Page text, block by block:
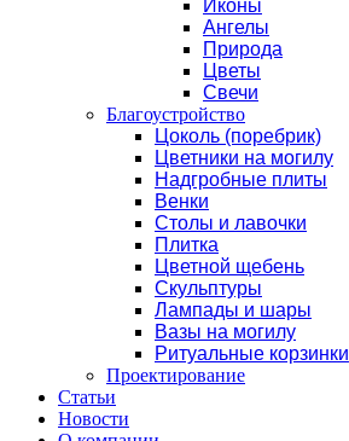
Иконы
Ангелы
Природа
Цветы
Свечи
Благоустройство
Цоколь (поребрик)
Цветники на могилу
Надгробные плиты
Венки
Столы и лавочки
Плитка
Цветной щебень
Скульптуры
Лампады и шары
Вазы на могилу
Ритуальные корзинки
Проектирование
Статьи
Новости